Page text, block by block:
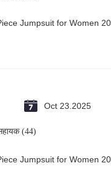
Jumpsuit for Women
Oct 23.2025
(44)
Jumpsuit for Women